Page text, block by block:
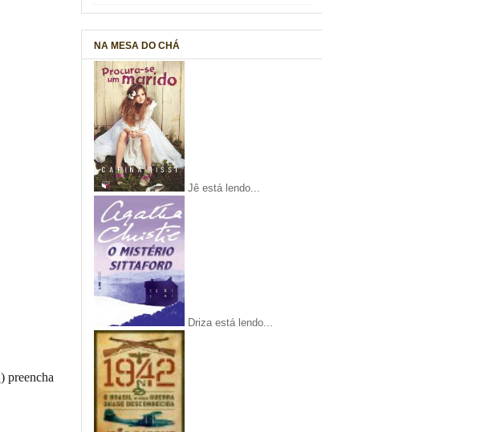
) preencha
NA MESA DO CHÁ
Jê está lendo...
Driza está lendo...